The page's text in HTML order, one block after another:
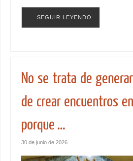
SEGUIR LEYENDO
No se trata de
de crear encuentros
porque …
30 de junio de 2026